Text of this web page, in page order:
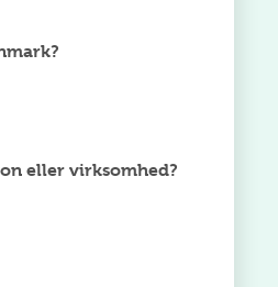
eller virksomhed?